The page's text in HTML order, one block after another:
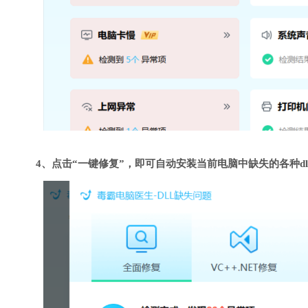
4、点击“一键修复”，即可自动安装当前电脑中缺失的各种